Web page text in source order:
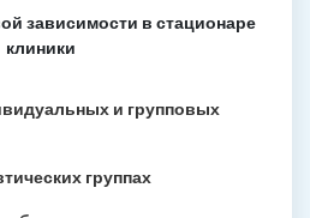
зависимости в стационаре
клиники
и групповых
группах